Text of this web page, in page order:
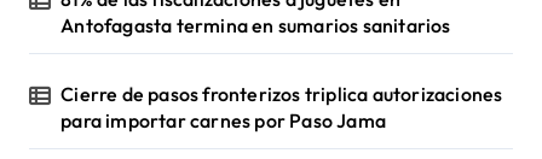
Antofagasta termina en sumarios sanitarios
Cierre de pasos fronterizos triplica autorizaciones
para importar carnes por Paso Jama